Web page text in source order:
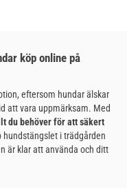
köp online på
eftersom hundar älskar
att vara uppmärksam. Med
du behöver för att säkert
hundstängslet i trädgården
är klar att använda och ditt